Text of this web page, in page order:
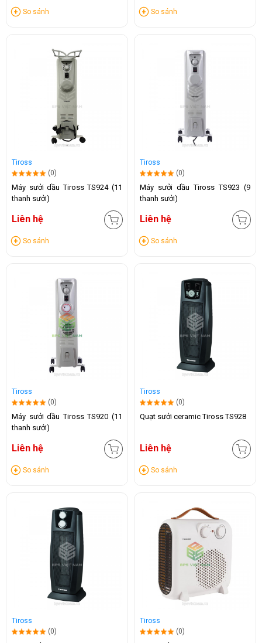
So sánh So sánh
Tiross
(0)
Máy sưởi dầu Tiross TS924 (11
thanh sưởi)
Liên hệ
So sánh
Tiross
(0)
Máy sưởi dầu Tiross TS923 (9
thanh sưởi)
Liên hệ
So sánh
Tiross
(0)
Máy sưởi dầu Tiross TS920 (11
thanh sưởi)
Liên hệ
So sánh
Tiross
(0)
Quạt sưởi ceramic Tiross TS928
Liên hệ
So sánh
Tiross
(0)
Tiross
(0)